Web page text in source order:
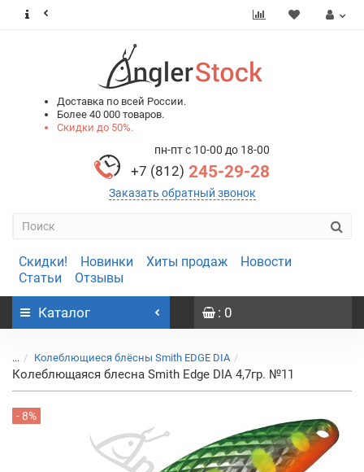
Доставка по всей России.
Более 40 000 товаров.
Скидки до 50%.
пн-пт с 10-00 до 18-00
+7 (812) 245-29-28
Заказать обратный звонок
Скидки! Новинки Хиты продаж
Новости
Статьи
Отзывы
Каталог : 0
... Колеблющиеся блёсны Smith EDGE DIA
Колеблющаяся блесна Smith Edge DIA 4,7гр. №11
- 8%